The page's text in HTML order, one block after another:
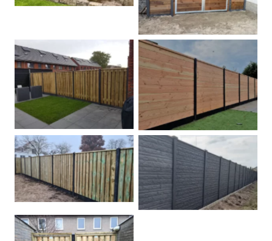
Betonpalen schutting Douglas
Hout beton schuttingen Rots motief antraciet